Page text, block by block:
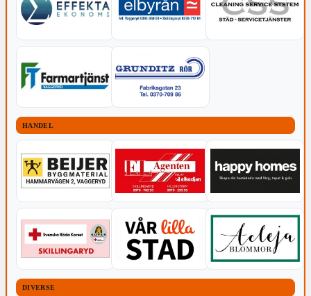
HANDEL
DIVERSE